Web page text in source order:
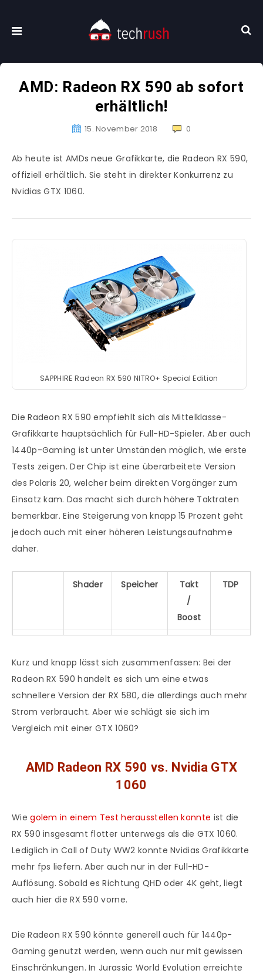
AMD: Radeon RX 590 ab sofort
erhältlich!
15. November 2018 0
Ab heute ist AMDs neue Grafikkarte, die Radeon RX 590,
offiziell erhältlich. Sie steht in direkter Konkurrenz zu
Nvidias GTX 1060.
SAPPHIRE Radeon RX 590 NITRO+ Special Edition
Die Radeon RX 590 empfiehlt sich als Mittelklasse-
Grafikkarte hauptsächlich für Full-HD-Spieler. Aber auch
1440p-Gaming ist unter Umständen möglich, wie erste
Tests zeigen. Der Chip ist eine überarbeitete Version
des Polaris 20, welcher beim direkten Vorgänger zum
Einsatz kam. Das macht sich durch höhere Taktraten
bemerkbar. Eine Steigerung von knapp 15 Prozent geht
jedoch auch mit einer höheren Leistungsaufnahme
daher.
Shader Speicher
Takt
/
Boost
TDP
RX 590
DDR5
/
1545
MHz
Watt
Radeon
RX 580
2.304
4/8GB
DDR5
1257 /
Kurz und knapp lässt sich zusammenfassen: Bei der
Radeon RX 590 handelt es sich um eine etwas
schnellere Version der RX 580, die allerdings auch mehr
Strom verbraucht. Aber wie schlägt sie sich im
Vergleich mit einer GTX 1060?
AMD Radeon RX 590 vs. Nvidia GTX
1060
Wiegolem in einem Test herausstellen konnte ist die
RX 590 insgesamt flotter unterwegs als die GTX 1060.
Lediglich in Call of Duty WW2 konnte Nvidias Grafikkarte
mehr fps liefern. Aber auch nur in der Full-HD-
Auflösung. Sobald es Richtung QHD oder 4K geht, liegt
auch hier die RX 590 vorne.
Die Radeon RX 590 könnte generell auch für 1440p-
Gaming genutzt werden, wenn auch nur mit gewissen
Einschränkungen. In Jurassic World Evolution erreichte